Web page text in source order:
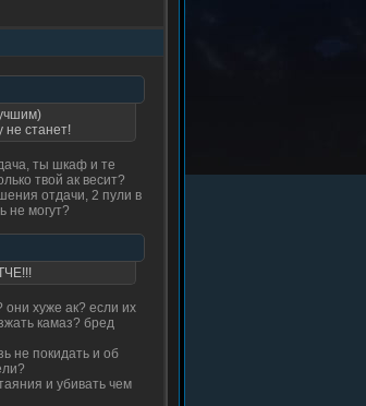
не станет!
ты шкаф и те
твой ак весит?
отдачи, 2 пули в
не могут?
они хуже ак? если их
камаз? бред
не покидать и об
и убивать чем